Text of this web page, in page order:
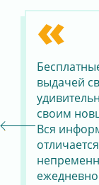
«
выдачей
своим
Вся